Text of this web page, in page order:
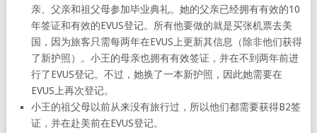
亲、父亲和祖父母参加毕业典礼。她的父亲已经拥有有效的10
年签证和有效的EVUS登记。所有他要做的就是买张机票去美
国，因为旅客只需每两年在EVUS上更新其信息（除非他们获得
了新护照）。小王的母亲也拥有有效签证，并在不到两年前进
行了EVUS登记。不过，她换了一本新护照，因此她需要在
EVUS上再次登记。
小王的祖父母以前从来没有旅行过，所以他们都需要获得B2签
证，并在赴美前在EVUS登记。